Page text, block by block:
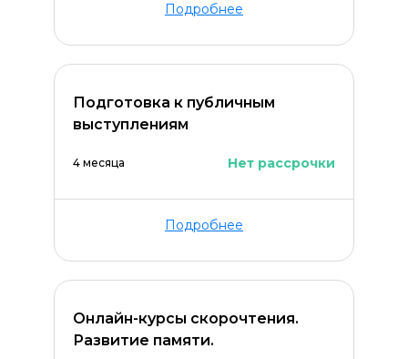
Подробнее
Подготовка к публичным
выступлениям
4 месяца Нет рассрочки
Подробнее
Онлайн-курсы скорочтения.
Развитие памяти.